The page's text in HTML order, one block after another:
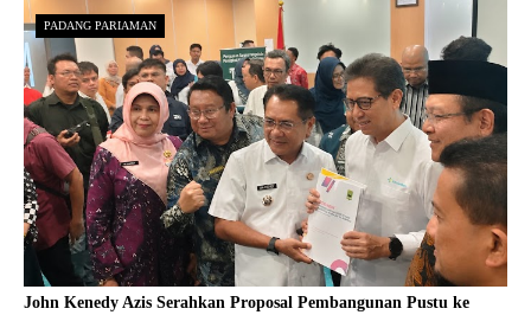
PADANG PARIAMAN
John Kenedy Azis Serahkan Proposal Pembangunan Pustu ke